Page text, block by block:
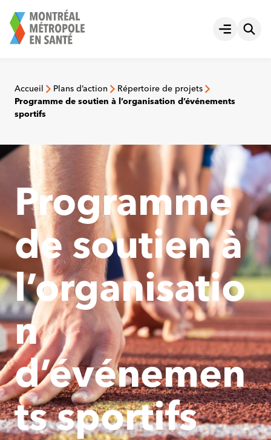
au
contenu
Ouvrir le
Accueil Plans d’action
Répertoire de projets
Programme de soutien à l’organisation d’événements
sportifs
Programme
de soutien à
l’organisatio
n
d’événemen
ts sportifs